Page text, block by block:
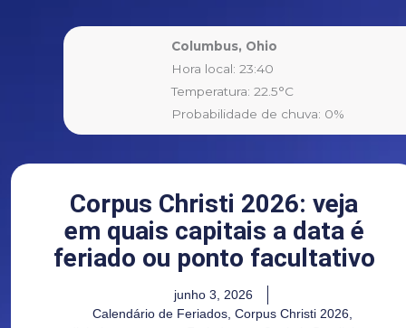
Columbus, Ohio
Hora local: 23:40
Temperatura: 22.5°C
Probabilidade de chuva: 0%
Corpus Christi 2026: veja
em quais capitais a data é
feriado ou ponto facultativo
junho 3, 2026
Calendário de Feriados Corpus Christi 2026